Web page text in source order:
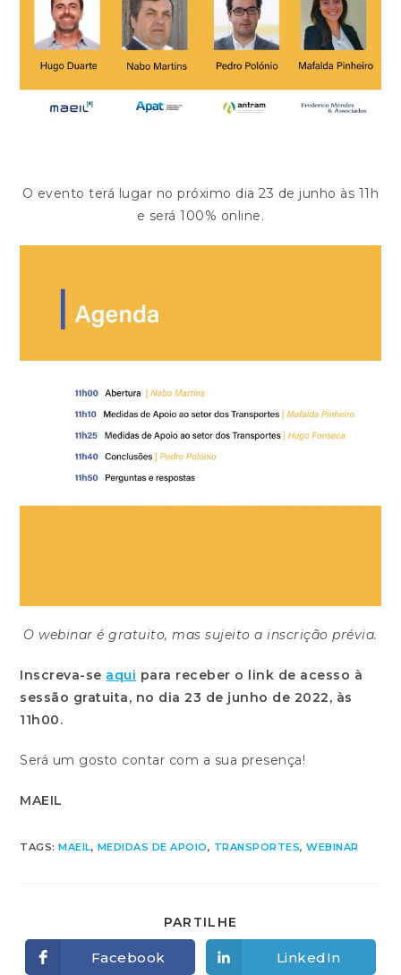
O evento terá lugar no próximo dia 23 de junho às 11h
e será 100% online.
O webinar é gratuito, mas sujeito a inscrição prévia.
Inscreva-se aqui para receber o link de acesso à
sessão gratuita, no dia 23 de junho de 2022, às
11h00.
Será um gosto contar com a sua presença!
MAEIL
TAGS:MAEIL, MEDIDAS DE APOIO, TRANSPORTES, WEBINAR
PARTILHE
Opens
Facebook Opens
LinkedIn